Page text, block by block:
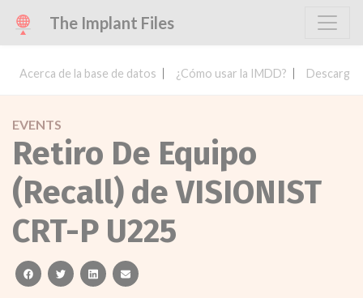
The Implant Files
Acerca de la base de datos ¿Cómo usar la IMDD? Descargar
EVENTS
Retiro De Equipo
(Recall) de VISIONIST
CRT-P U225
facebooktwitterlinkedinemail